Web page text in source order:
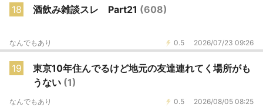
18 酒飲み雑談スレ Part21 (608)
0.5 2026/07/23 09:26
なんでもあり
19
東京10年住んでるけど地元の友達連れてく場所がも
うない (1)
0.5 2026/08/05 08:25
なんでもあり